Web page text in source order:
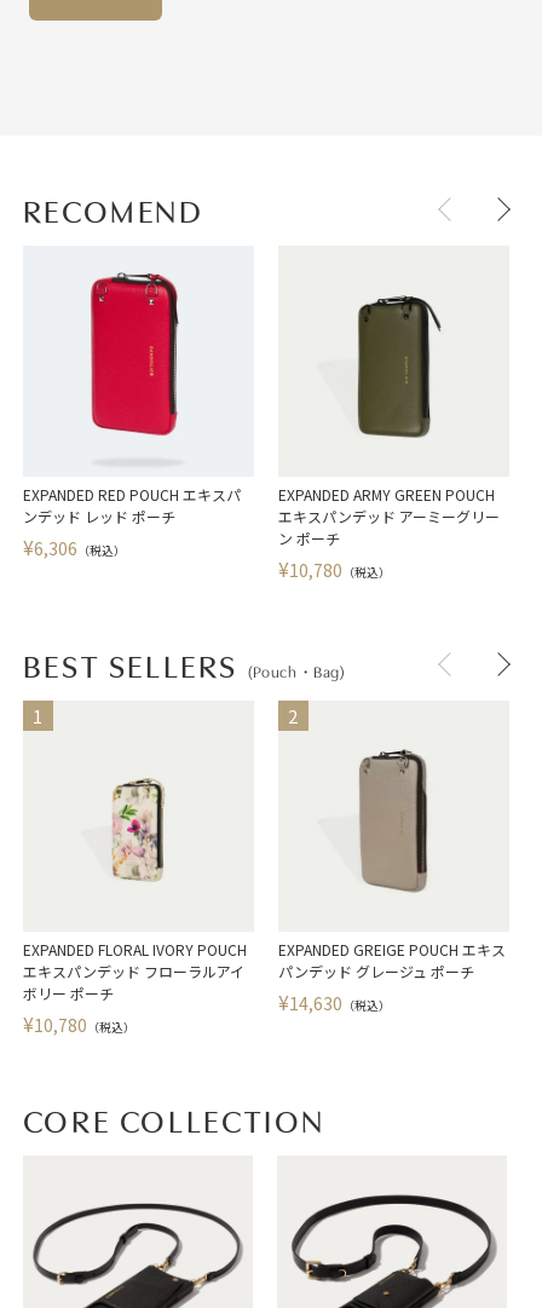
RECOMEND
EXPANDED RED POUCH エキスパ
ンデッド レッド ポーチ
¥6,306 （税込）
EXPANDED ARMY GREEN POUCH
エキスパンデッド アーミーグリー
ン ポーチ
¥10,780 （税込）
BEST SELLERS (Pouch・Bag)
EXPANDED FLORAL IVORY POUCH
エキスパンデッド フローラルアイ
ボリー ポーチ
¥10,780 （税込）
EXPANDED GREIGE POUCH エキス
パンデッド グレージュ ポーチ
¥14,630 （税込）
CORE COLLECTION